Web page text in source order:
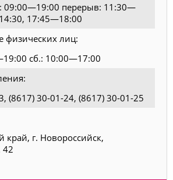
09:00—19:00 перерыв: 11:30—
17:45—18:00
физических лиц:
сб.: 10:00—17:00
(8617) 30-01-24, (8617) 30-01-25
край, г. Новороссийск,
42